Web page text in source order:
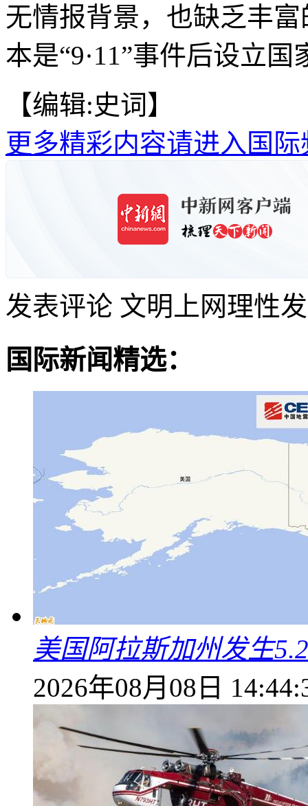
无情报背景，也缺乏丰
本是“9·11”事件后设立
【编辑:史词】
更多精彩内容请进入国际
发表评论 文明上网理性
国际新闻精选：
美国阿拉斯加州发生
2026年08月08日